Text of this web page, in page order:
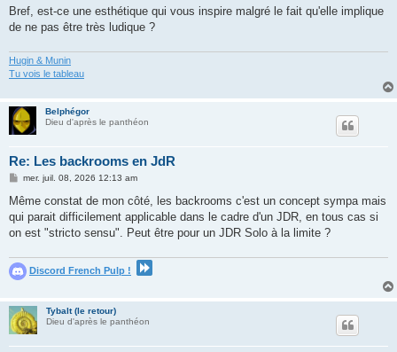
Bref, est-ce une esthétique qui vous inspire malgré le fait qu'elle implique
de ne pas être très ludique ?
Hugin & Munin
Tu vois le tableau
Belphégor
Dieu d'après le panthéon
Re: Les backrooms en JdR
M
s
a
g
mer. juil. 08, 2026 12:13 am
Même constat de mon côté, les backrooms c'est un concept sympa mais
qui parait difficilement applicable dans le cadre d'un JDR, en tous cas si
on est "stricto sensu". Peut être pour un JDR Solo à la limite ?
Discord French Pulp !
Tybalt (le retour)
Dieu d'après le panthéon